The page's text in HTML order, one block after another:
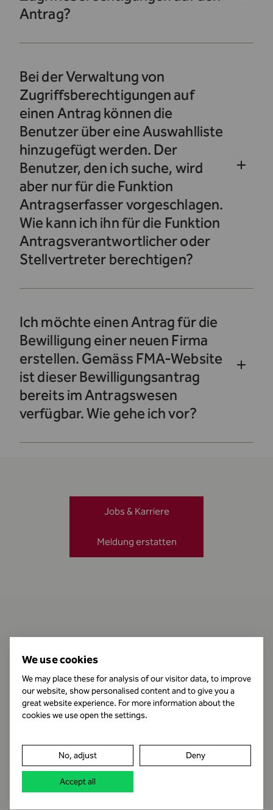
Antrag?
Bei der Verwaltung von
Zugriffsberechtigungen auf
einen Antrag können die
Benutzer über eine Auswahlliste
hinzugefügt werden. Der
Benutzer, den ich suche, wird
aber nur für die Funktion
Antragserfasser vorgeschlagen.
Wie kann ich ihn für die Funktion
Antragsverantwortlicher oder
Stellvertreter berechtigen?
Ich möchte einen Antrag für die
Bewilligung einer neuen Firma
erstellen. Gemäss FMA-Website
ist dieser Bewilligungsantrag
bereits im Antragswesen
verfügbar. Wie gehe ich vor?
Öffnungszeiten
Datenschutz
Rechtshinweis
Jobs & Karriere
Meldung erstatten
We use cookies
We may place these for analysis of our visitor data, to improve
our website, show personalised content and to give you a
great website experience. For more information about the
cookies we use open the settings.
No, adjust Deny
Accept all